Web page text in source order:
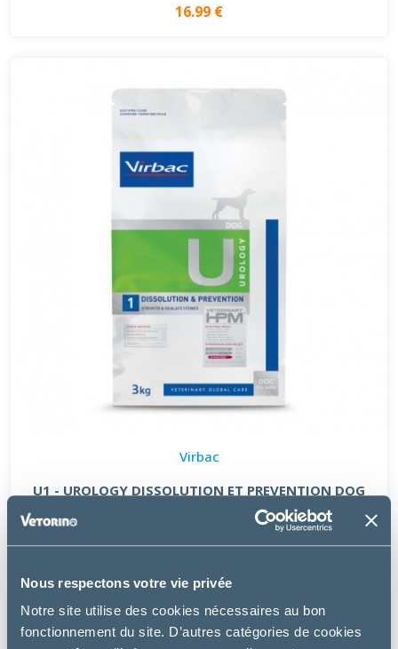
Nous respectons votre vie privée
Notre site utilise des cookies nécessaires au bon
fonctionnement du site. D’autres catégories de cookies
16.99 €
Virbac
U1 - UROLOGY DISSOLUTION ET PREVENTION DOG
38.49€
PROMO